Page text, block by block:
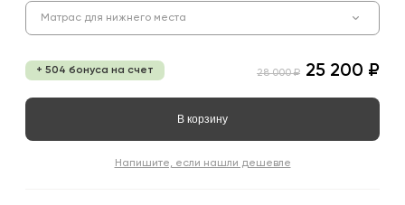
Матрас для нижнего места
+ 504 бонуса на счет 28 000 ₽ 25 200 ₽
В корзину
Напишите, если нашли дешевле